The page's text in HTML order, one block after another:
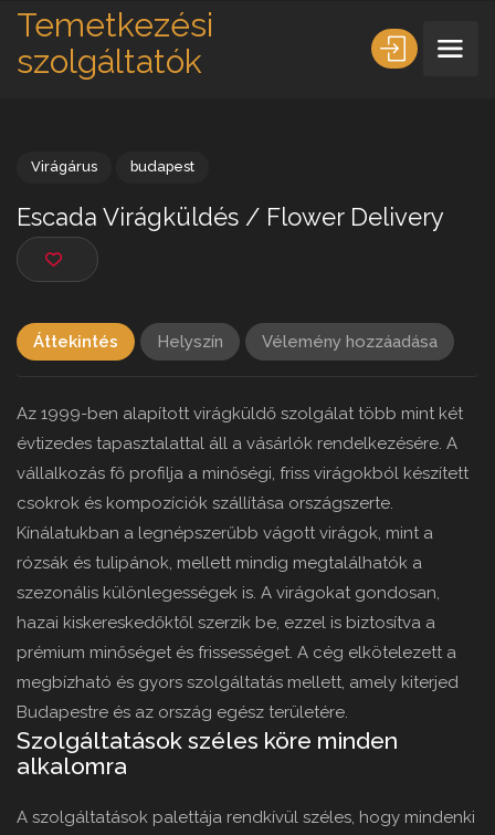
Temetkezési
szolgáltatók
Escada Virágküldés / Flower Delivery
Áttekintés Helyszín Vélemény hozzáadása
Az 1999-ben alapított virágküldő szolgálat több mint két
évtizedes tapasztalattal áll a vásárlók rendelkezésére. A
vállalkozás fő profilja a minőségi, friss virágokból készített
csokrok és kompozíciók szállítása országszerte.
Kínálatukban a legnépszerűbb vágott virágok, mint a
rózsák és tulipánok, mellett mindig megtalálhatók a
szezonális különlegességek is. A virágokat gondosan,
hazai kiskereskedőktől szerzik be, ezzel is biztosítva a
prémium minőséget és frissességet. A cég elkötelezett a
megbízható és gyors szolgáltatás mellett, amely kiterjed
Budapestre és az ország egész területére.
Szolgáltatások széles köre minden
alkalomra
A szolgáltatások palettája rendkívül széles, hogy mindenki